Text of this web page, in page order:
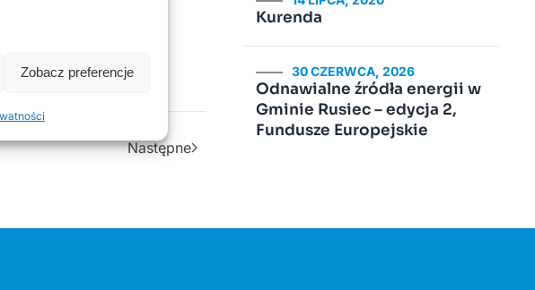
Zobacz preferencje
Następne
Kurenda
30 CZERWCA, 2026
Odnawialne źródła energii w
Gminie Rusiec – edycja 2,
Fundusze Europejskie